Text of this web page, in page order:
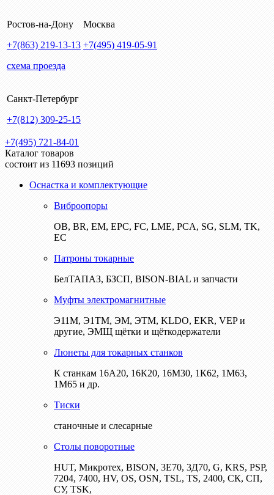
Ростов-на-Дону
+7(863) 219-13-13
схема проезда
Москва
+7(495) 419-05-91
Санкт-Петербург
+7(812) 309-25-15
+7(495) 721-84-01
Каталог товаров
состоит из 11693 позиций
Оснастка и комплектующие
Виброопоры
ОВ, BR, EM, EPC, FC, LME, PCA, SG, SLM, TK,
EC
Патроны токарные
БелТАПАЗ, БЗСП, BISON-BIAL и запчасти
Муфты электромагнитные
Э11М, Э1ТМ, ЭМ, ЭТМ, KLDO, EKR, VEP и
другие, ЭМЩ щётки и щёткодержатели
Люнеты для токарных станков
К станкам 16А20, 16К20, 16М30, 1К62, 1М63,
1М65 и др.
Тиски
станочные и слесарные
Столы поворотные
HUT, Микротех, BISON, 3Е70, 3Д70, G, KRS, PSP,
7204, 7400, HV, OS, OSN, TSL, TS, 2400, СК, СП,
СУ, TSK,